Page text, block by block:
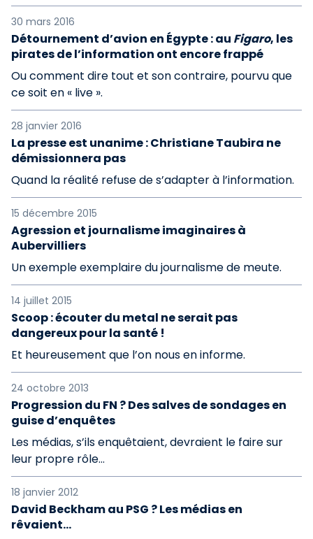
30 mars 2016
Détournement d’avion en Égypte : au Figaro, les
pirates de l’information ont encore frappé
Ou comment dire tout et son contraire, pourvu que
ce soit en « live ».
28 janvier 2016
La presse est unanime : Christiane Taubira ne
démissionnera pas
Quand la réalité refuse de s’adapter à l’information.
15 décembre 2015
Agression et journalisme imaginaires à
Aubervilliers
Un exemple exemplaire du journalisme de meute.
14 juillet 2015
Scoop : écouter du metal ne serait pas
dangereux pour la santé !
Et heureusement que l’on nous en informe.
24 octobre 2013
Progression du FN ? Des salves de sondages en
guise d’enquêtes
Les médias, s’ils enquêtaient, devraient le faire sur
leur propre rôle…
18 janvier 2012
David Beckham au PSG ? Les médias en
rêvaient…